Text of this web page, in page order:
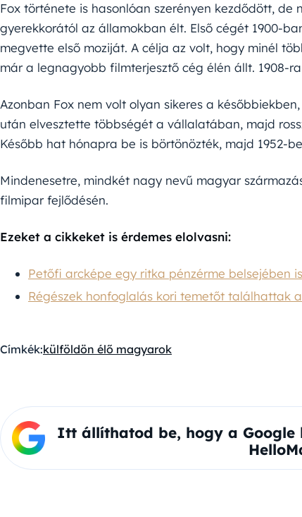
Fox története is hasonlóan szerényen kezdődött, de
gyerekkorától az államokban élt. Első cégét 1900-
megvette első moziját. A célja az volt, hogy minél
már a legnagyobb filmterjesztő cég élén állt. 1908-
Azonban Fox nem volt olyan sikeres a
után elvesztette többségét a vállalatában, majd
Később hat hónapra be is börtönözték, majd 1952-
Mindenesetre, mindkét nagy nevű magyar
filmipar fejlődésén.
Ezeket a cikkeket is érdemes elolvasni:
Petőfi arcképe egy ritka pénzérme belsejében
Régészek honfoglalás kori temetőt találhattak
Címkék:külföldön élő magyarok
Itt állíthatod be, hogy a Google